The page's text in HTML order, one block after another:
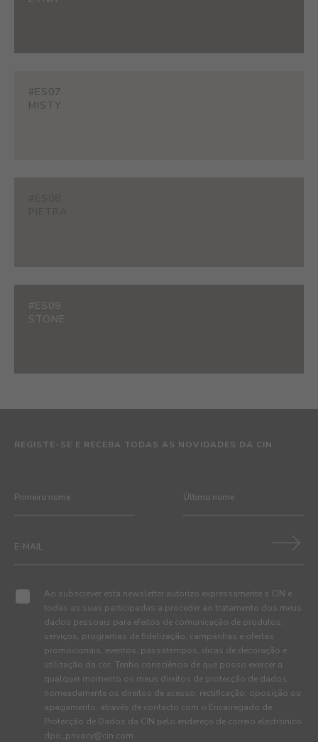
#ES07
MISTY
#ES09
STONE
REGISTE-SE E RECEBA TODAS AS NOVIDADES DA CIN
Ao subscrever esta newsletter autorizo expressamente a CIN e
todas as suas participadas a proceder ao tratamento dos meus
dados pessoais para efeitos de comunicação de produtos,
serviços, programas de fidelização, campanhas e ofertas
promocionais, eventos, passatempos, dicas de decoração e
utilização da cor. Tenho consciência de que posso exercer a
qualquer momento os meus direitos de protecção de dados,
nomeadamente os direitos de acesso, rectificação, oposição ou
apagamento, através de contacto com o Encarregado de
Protecção de Dados da CIN pelo endereço de correio electrónico
dpo_privacy@cin.com